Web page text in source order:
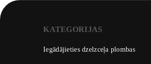
KATEGORIJAS
Iegādājieties dzelzceļa plombas